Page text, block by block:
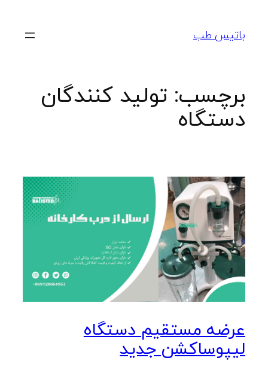
محتواباتیس طب
برچسب: تولید کنندگان
دستگاه
عرضه مستقیم دستگاه
لیپوساکشن جدید